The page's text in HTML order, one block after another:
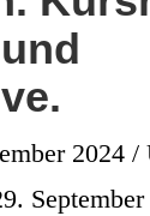
2024